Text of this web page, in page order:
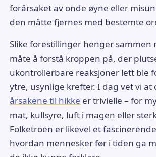
forårsaket av onde øyne eller
den måtte fjernes med bestemte
Slike forestillinger henger sammen
måte å forstå kroppen på, der
ukontrollerbare reaksjoner lett ble
ytre, usynlige krefter. I dag vet vi at
årsakene til hikke er trivielle – for
mat, kullsyre, luft i magen eller
Folketroen er likevel et
hvordan mennesker før i tiden ga